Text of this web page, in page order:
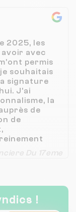
2025, les
avec
permis
souhaitais
signature
J'ai
la
de
de
fort pour
Du 17eme
!